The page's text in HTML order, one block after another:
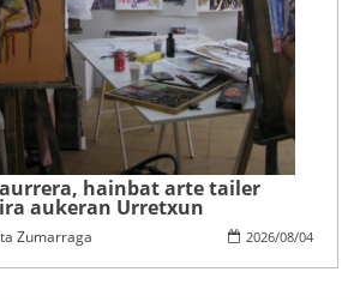
hainbat arte tailer
aukeran Urretxun
2026/08/04
Zumarraga